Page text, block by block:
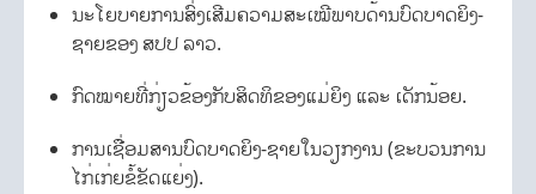
ນະໂຍບາຍການສົ່ງເສີມຄວາມສະເໝີພາບດ້ານບົດບາດຍິງ-
ຊາຍຂອງ ສປປ ລາວ.
ກົດໝາຍທີ່ກ່ຽວຂ້ອງກັບສິດທິຂອງແມ່ຍິງ ແລະ ເດັກນ້ອຍ.
ການເຊື່ອມສານບົດບາດຍິງ-ຊາຍໃນວຽກງານ (ຂະບວນການ
ໄກ່ເກ່ຍຂໍ້ຂັດແຍ່ງ).